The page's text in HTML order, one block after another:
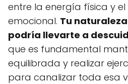
entre la energía física y
emocional. Tu
podría llevarte a
que es fundamental
equilibrada y realizar
para canalizar toda esa